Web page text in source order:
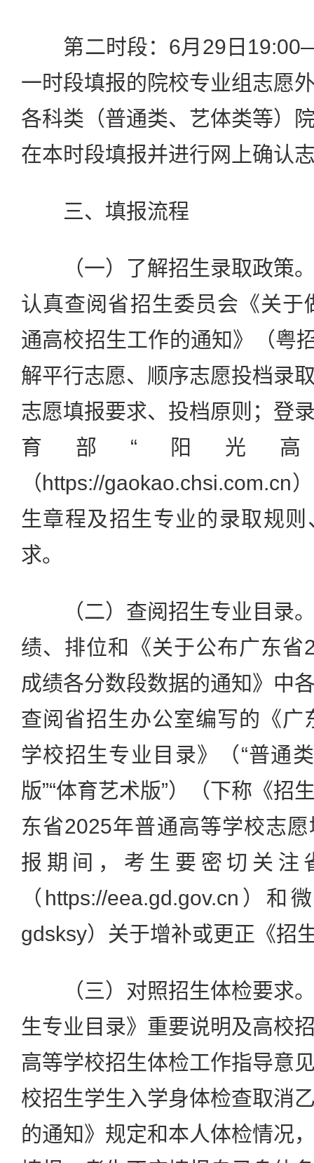
第二时段：6月29日
一时段填报的院校专业组志愿
各科类（普通类、艺体类等）
在本时段填报并进行网上确认
三、填报流程
（一）了解招生录取政策。
认真查阅省招生委员会《关于
通高校招生工作的通知》（粤
解平行志愿、顺序志愿投档录
志愿填报要求、投档原则；登
育部“阳光
（https://gaokao.chsi.com.cn
生章程及招生专业的录取规
求。
（二）查阅招生专业目录。
绩、排位和《关于公布广东省
成绩各分数段数据的通知》中
查阅省招生办公室编写的《广
学校招生专业目录》（“普通
版”“体育艺术版”）（下称《招
东省2025年普通高等学校志
报期间，考生要密切关注
（https://eea.gd.gov.cn）和
gdsksy）关于增补或更正《招
（三）对照招生体检要求。
生专业目录》重要说明及高校
高等学校招生体检工作指导意
校招生学生入学身体检查取消
的通知》规定和本人体检情况